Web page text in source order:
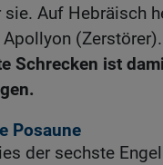
sie. Auf Hebräisch
(Zerstörer).
Schrecken ist
Posaune
der sechste